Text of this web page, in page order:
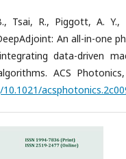
Tsai, R., Piggott, A. Y.,
An all-in-one
data-driven
ACS